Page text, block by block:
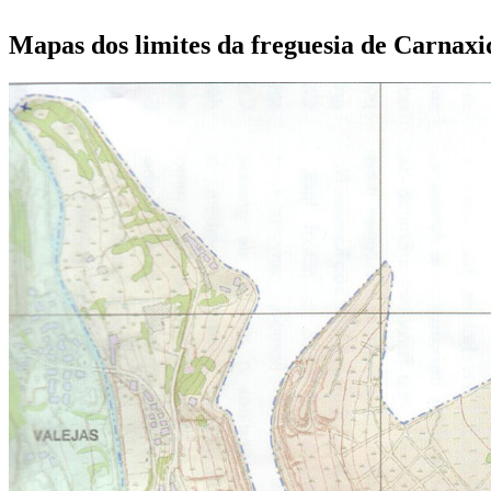
Mapas dos limites da freguesia de